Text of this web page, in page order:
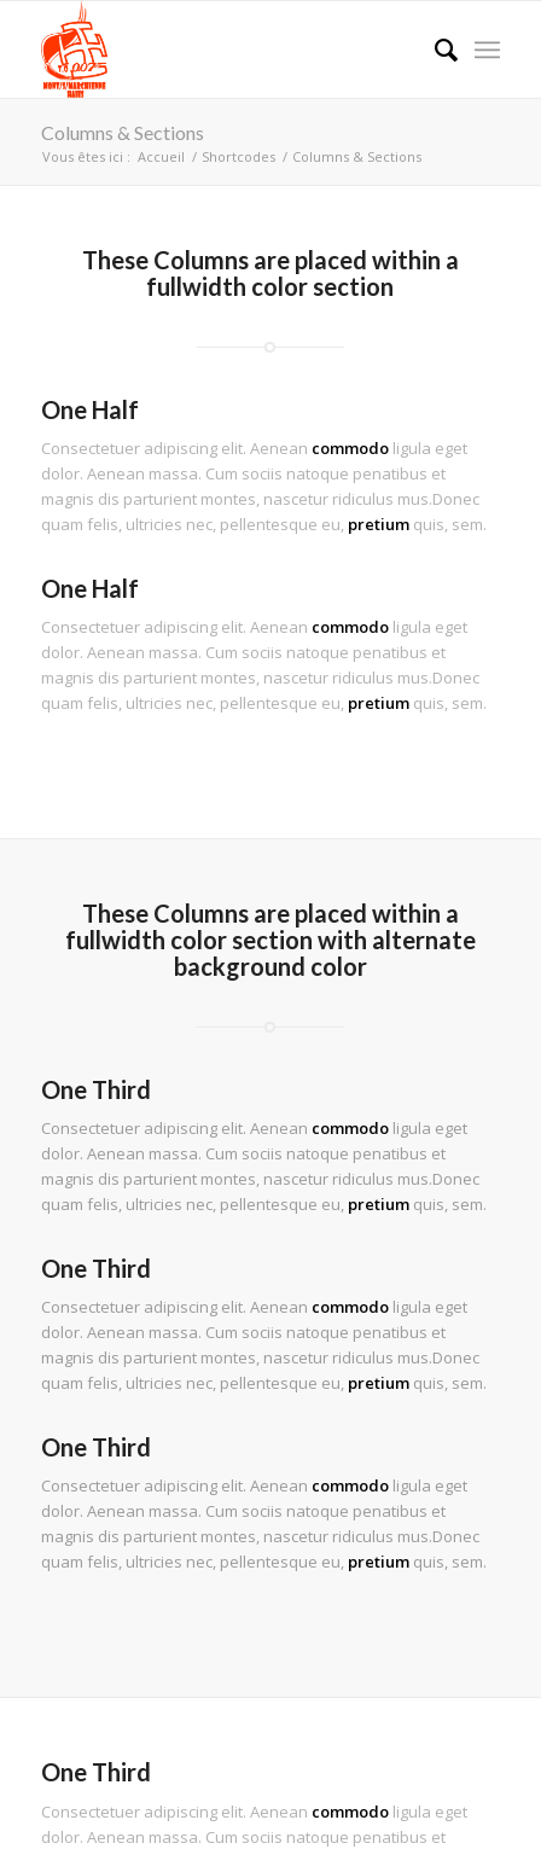
Columns & Sections
Vous êtes ici : Accueil / Shortcodes / Columns & Sections
These Columns are placed within a
fullwidth color section
One Half
Consectetuer adipiscing elit. Aenean commodoligula eget
dolor. Aenean massa. Cum sociis natoque penatibus et
magnis dis parturient montes, nascetur ridiculus mus.Donec
quam felis, ultricies nec, pellentesque eu, pretiumquis, sem.
One Half
Consectetuer adipiscing elit. Aenean commodoligula eget
dolor. Aenean massa. Cum sociis natoque penatibus et
magnis dis parturient montes, nascetur ridiculus mus.Donec
quam felis, ultricies nec, pellentesque eu, pretiumquis, sem.
These Columns are placed within a
fullwidth color section with alternate
background color
One Third
Consectetuer adipiscing elit. Aenean commodoligula eget
dolor. Aenean massa. Cum sociis natoque penatibus et
magnis dis parturient montes, nascetur ridiculus mus.Donec
quam felis, ultricies nec, pellentesque eu, pretiumquis, sem.
One Third
Consectetuer adipiscing elit. Aenean commodoligula eget
dolor. Aenean massa. Cum sociis natoque penatibus et
magnis dis parturient montes, nascetur ridiculus mus.Donec
quam felis, ultricies nec, pellentesque eu, pretiumquis, sem.
One Third
Consectetuer adipiscing elit. Aenean commodoligula eget
dolor. Aenean massa. Cum sociis natoque penatibus et
magnis dis parturient montes, nascetur ridiculus mus.Donec
quam felis, ultricies nec, pellentesque eu, pretiumquis, sem.
One Third
Consectetuer adipiscing elit. Aenean commodoligula eget
dolor. Aenean massa. Cum sociis natoque penatibus et